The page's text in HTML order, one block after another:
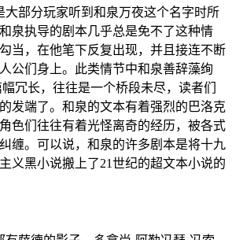
大部分玩家听到和泉万夜这个名字时所
泉执导的剧本几乎总是免不了这种情
当，在他笔下反复出现，并且接连不断
公们身上。此类情节中和泉善辞藻绚
冗长，往往是一个桥段未尽，读者们
发端了。和泉的文本有着强烈的巴洛克
色们往往有着光怪离奇的经历，被各式
缠。可以说，和泉的许多剧本是将十九
义黑小说搬上了21世纪的超文本小说的